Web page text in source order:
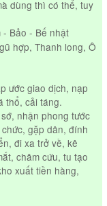
dùng thì có thể, tuy
- Bảo - Bế nhật
hợp, Thanh long, Ô
ước giao dịch, nạp
thổ, cải táng.
nhận phong tước
gặp dân, đính
đi xa trở về, kê
châm cứu, tu tạo
xuất tiền hàng,